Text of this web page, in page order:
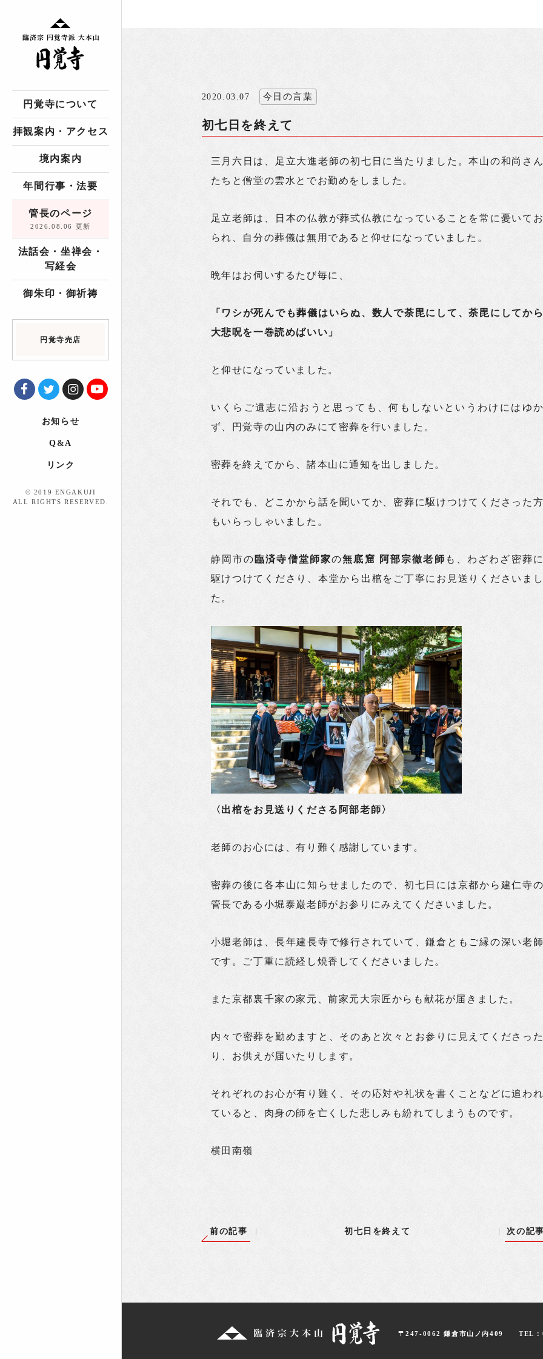
円覚寺について
拝観案内・アクセス
境内案内
年間行事・法要
管長のページ
2026.08.06 更新
法話会・坐禅会・
写経会
御朱印・御祈祷
円覚寺売店
お知らせ
Q&A
リンク
© 2019 ENGAKUJI
ALL RIGHTS RESERVED.
2020.03.07 今日の言葉
初七日を終えて
三月六日は、足立大進老師の初七日に当たりました。本山の和尚さ
たちと僧堂の雲水とでお勤めをしました。
足立老師は、日本の仏教が葬式仏教になっていることを常に憂いて
られ、自分の葬儀は無用であると仰せになっていました。
晩年はお伺いするたび毎に、
「ワシが死んでも葬儀はいらぬ、数人で荼毘にして、荼毘にしてか
大悲呪を一巻読めばいい」
と仰せになっていました。
いくらご遺志に沿おうと思っても、何もしないというわけにはゆ
ず、円覚寺の山内のみにて密葬を行いました。
密葬を終えてから、諸本山に通知を出しました。
それでも、どこかから話を聞いてか、密葬に駆けつけてくださった
もいらっしゃいました。
静岡市の 臨済寺僧堂師家の無底窟 阿部宗徹老師 も、わざわざ密葬
駆けつけてくださり、本堂から出棺をご丁寧にお見送りくださいま
た。
〈出棺をお見送りくださる阿部老師〉
老師のお心には、有り難く感謝しています。
密葬の後に各本山に知らせましたので、初七日には京都から建仁寺
管長である小堀泰巌老師がお参りにみえてくださいました。
小堀老師は、長年建長寺で修行されていて、鎌倉ともご縁の深い老
です。ご丁重に読経し焼香してくださいました。
また京都裏千家の家元、前家元大宗匠からも献花が届きました。
内々で密葬を勤めますと、そのあと次々とお参りに見えてくださっ
り、お供えが届いたりします。
それぞれのお心が有り難く、その応対や礼状を書くことなどに追わ
ていると、肉身の師を亡くした悲しみも紛れてしまうものです。
横田南嶺
初七日を終えて
前の記事 次の記
〒247-0062 鎌倉市山ノ内409TEL